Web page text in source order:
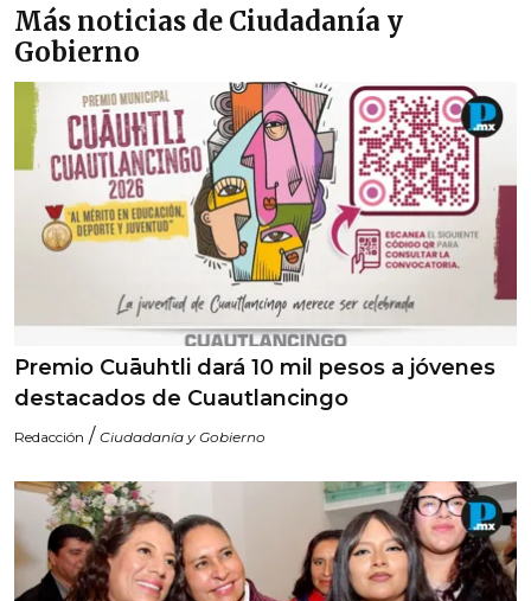
Más noticias de Ciudadanía y
Gobierno
Premio Cuāuhtli dará 10 mil pesos a jóvenes
destacados de Cuautlancingo
Redacción / Ciudadanía y Gobierno